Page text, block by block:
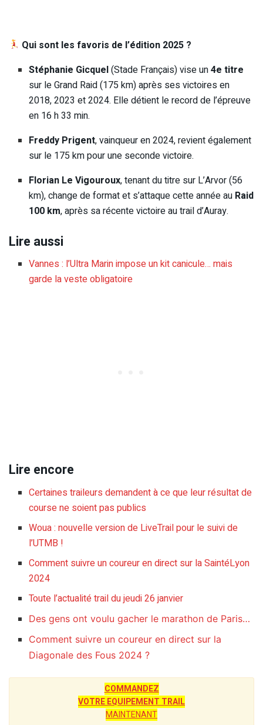
Qui sont les favoris de l’édition 2025 ?
Stéphanie Gicquel(Stade Français) vise un4e titre
sur le Grand Raid (175 km) après ses victoires en
2018, 2023 et 2024. Elle détient le record de l’épreuve
en 16 h 33 min.
Freddy Prigent, vainqueur en 2024, revient également
sur le 175 km pour une seconde victoire.
Florian Le Vigouroux, tenant du titre sur L’Arvor (56
km), change de format et s’attaque cette année au Raid
100 km, après sa récente victoire au trail d’Auray.
Lire aussi
Vannes : l’Ultra Marin impose un kit canicule… mais
garde la veste obligatoire
Lire encore
Certaines traileurs demandent à ce que leur résultat de
course ne soient pas publics
Woua : nouvelle version de LiveTrail pour le suivi de
l’UTMB !
Comment suivre un coureur en direct sur la SaintéLyon
2024
Toute l’actualité trail du jeudi 26 janvier
Des gens ont voulu gacher le marathon de Paris…
Comment suivre un coureur en direct sur la
Diagonale des Fous 2024 ?
COMMANDEZ
VOTRE EQUIPEMENT TRAIL
MAINTENANT